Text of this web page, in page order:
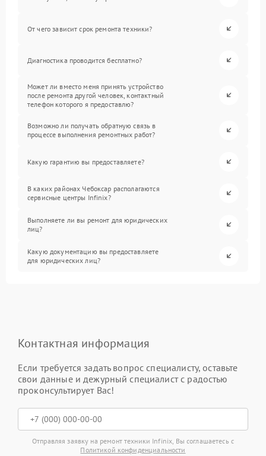
От чего зависит срок ремонта техники?
Диагностика проводится бесплатно?
Может ли вместо меня принять устройство
после ремонта другой человек, контактный
телефон которого я предоставлю?
Возможно ли получать обратную связь в
процессе выполнения ремонтных работ?
Какую гарантию вы предоставляете?
В каких районах Чебоксар располагаются
сервисные центры Infinix?
Выполняете ли вы ремонт для юридических
лиц?
Какую документацию вы предоставляете
для юридических лиц?
Контактная информация
Если требуется задать вопрос специалисту, оставьте
свои данные и дежурный специалист с радостью
проконсультирует Вас!
Отправляя заявку на ремонт техники Infinix, Вы соглашаетесь с
Политикой конфиденциальности